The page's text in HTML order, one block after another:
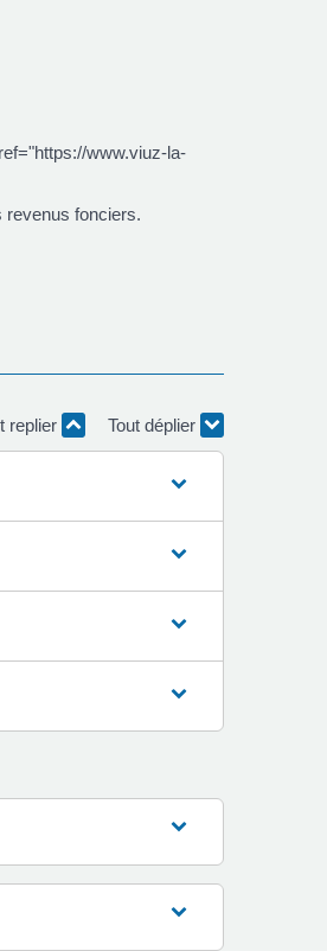
www.viuz-la-
revenus fonciers.
replier Tout déplier